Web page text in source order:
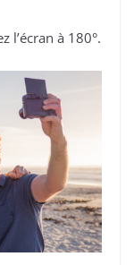
l’écran à 180°.